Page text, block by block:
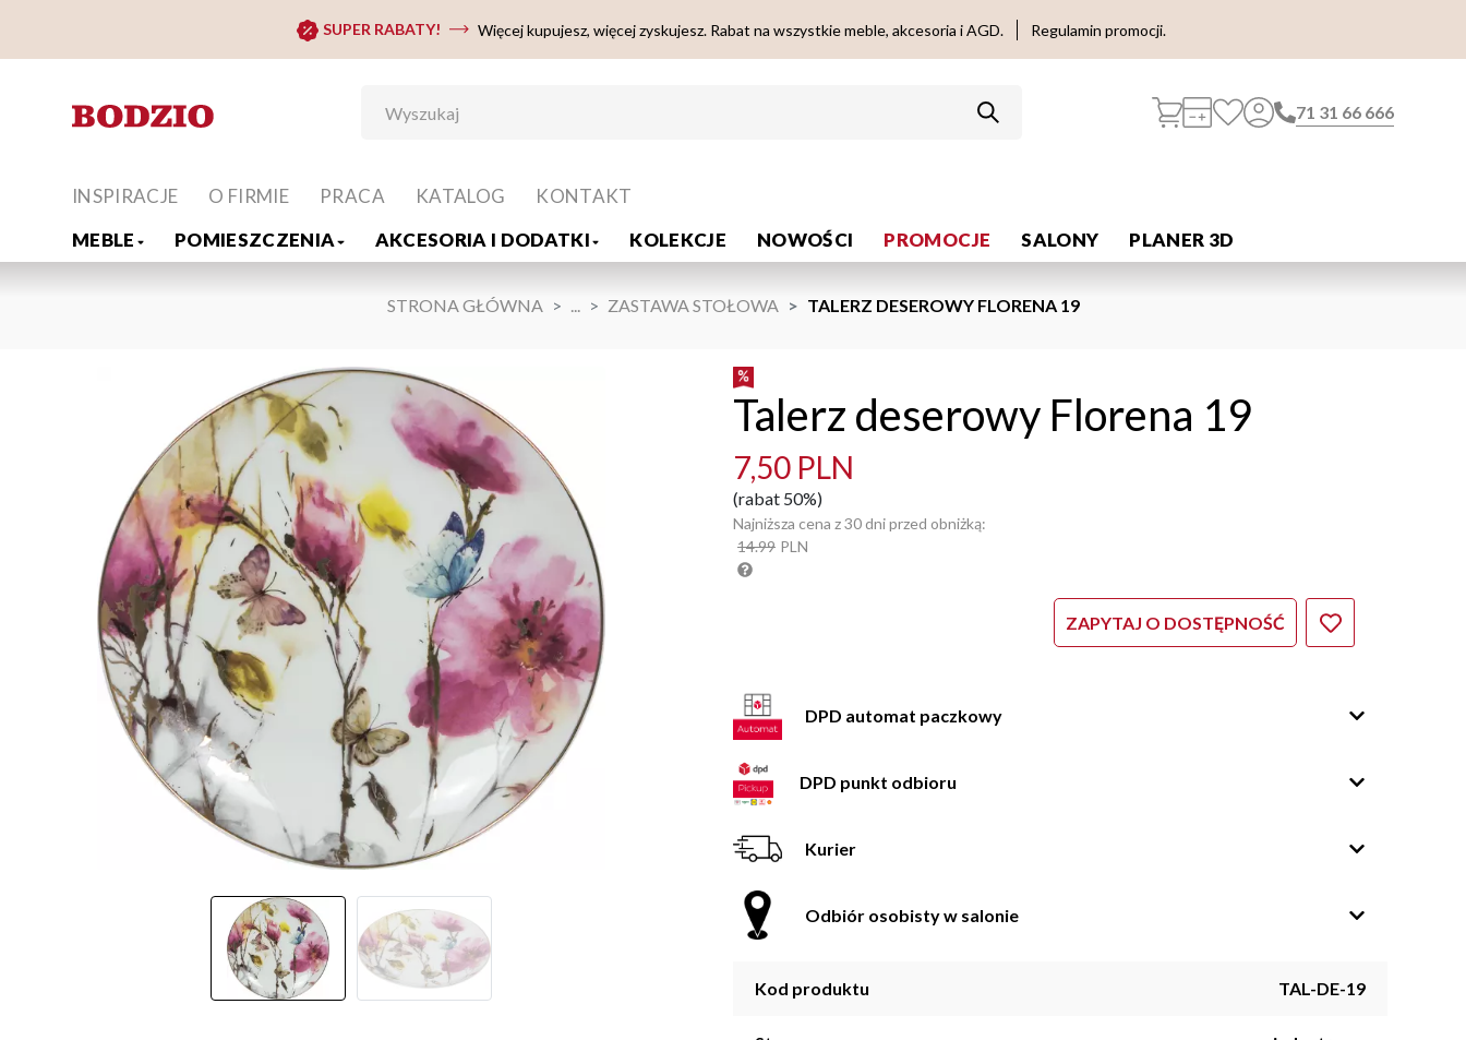
SUPER RABATY! Więcej kupujesz, więcej zyskujesz. Rabat na wszystkie meble, akcesoria i AGD. Regulamin promocji.
71 31 66 666
MEBLE POMIESZCZENIA AKCESORIA I DODATKI KOLEKCJE NOWOŚCI PROMOCJE SALONY PLANER 3D
INSPIRACJE O FIRMIE PRACA KATALOG KONTAKT
STRONA GŁÓWNA ... ZASTAWA STOŁOWA TALERZ DESEROWY FLORENA 19
Talerz deserowy Florena 19
7,50 PLN
(rabat 50%)
Najniższa cena z 30 dni przed obniżką:
14.99 PLN
ZAPYTAJ O DOSTĘPNOŚĆ
DPD automat paczkowy
DPD punkt odbioru
Kurier
Odbiór osobisty w salonie
Kod produktu TAL-DE-19